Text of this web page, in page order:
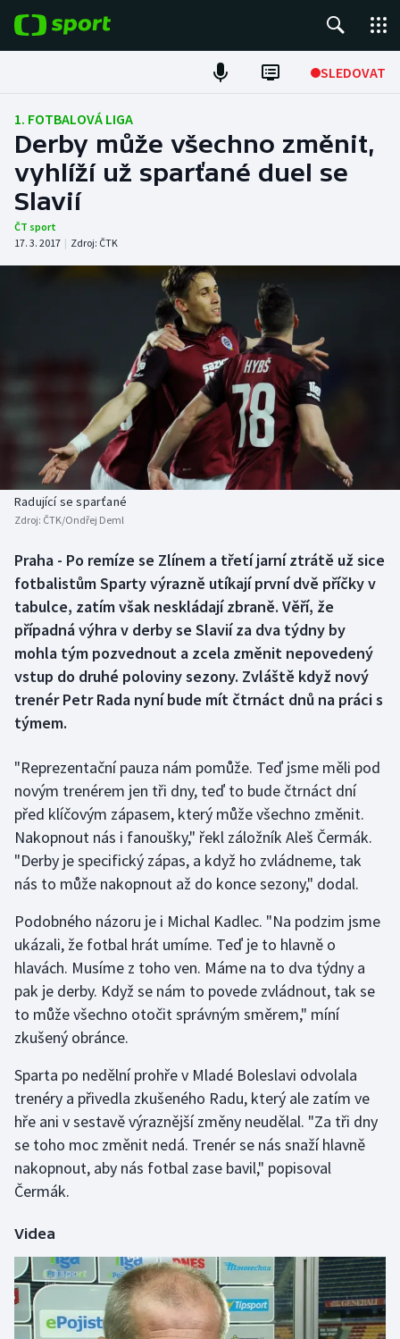
SLEDOVAT
Fotbal
Hokej
Tenis
Atletika
Americký fotbal
Baseball a softbal
Basketbal
Biatlon
Box
Curling
Dostihy
Golf
Gymnastika
Házená
Jezdectví
Judo
Krasobruslení
Lyže a snowboard
Moderní pětiboj
Motorsport
Olympijské hry
Parasport
Plavání
Historické návraty
Aplikace ČT sport
1. FOTBALOVÁ LIGA
Derby může všechno změnit,
vyhlíží už sparťané duel se
Slavií
ČT sport
17. 3. 2017 | Zdroj: ČTK
Radující se sparťané
Zdroj: ČTK/Ondřej Deml
Praha - Po remíze se Zlínem a třetí jarní ztrátě už sice
fotbalistům Sparty výrazně utíkají první dvě příčky v
tabulce, zatím však neskládají zbraně. Věří, že
případná výhra v derby se Slavií za dva týdny by
mohla tým pozvednout a zcela změnit nepovedený
vstup do druhé poloviny sezony. Zvláště když nový
trenér Petr Rada nyní bude mít čtrnáct dnů na práci s
týmem.
"Reprezentační pauza nám pomůže. Teď jsme měli pod
novým trenérem jen tři dny, teď to bude čtrnáct dní
před klíčovým zápasem, který může všechno změnit.
Nakopnout nás i fanoušky," řekl záložník Aleš Čermák.
"Derby je specifický zápas, a když ho zvládneme, tak
nás to může nakopnout až do konce sezony," dodal.
Podobného názoru je i Michal Kadlec. "Na podzim jsme
ukázali, že fotbal hrát umíme. Teď je to hlavně o
hlavách. Musíme z toho ven. Máme na to dva týdny a
pak je derby. Když se nám to povede zvládnout, tak se
to může všechno otočit správným směrem," míní
zkušený obránce.
Sparta po nedělní prohře v Mladé Boleslavi odvolala
trenéry a přivedla zkušeného Radu, který ale zatím ve
hře ani v sestavě výraznější změny neudělal. "Za tři dny
se toho moc změnit nedá. Trenér se nás snaží hlavně
nakopnout, aby nás fotbal zase bavil," popisoval
Čermák.
Videa